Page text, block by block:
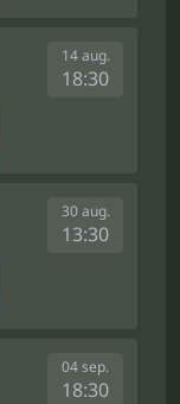
14 aug.
18:30
30 aug.
13:30
04 sep.
18:30